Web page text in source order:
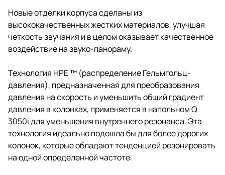
Новые отделки корпуса сделаны из
высококачественных жестких материалов, улучшая
четкость звучания и в целом оказывает качественное
воздействие на звуко-панораму.
Технология HPE ™ (распределение Гельмгольц-
давления), предназначенная для преобразования
давления на скорость и уменьшить общий градиент
давления в колонках, применяется в напольном Q
3050i для уменьшения внутреннего резонанса. Эта
технология идеально подошла бы для более дорогих
колонок, которые обладают тенденцией резонировать
на одной определенной частоте.